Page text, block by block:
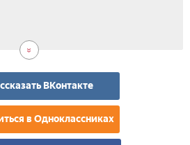
ВКонтакте
в Одноклассниках